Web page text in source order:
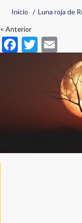
enlaces
de
ayuda
Inicio Luna roja de
< Anterior
F
ac
o
T
w m
ai
l